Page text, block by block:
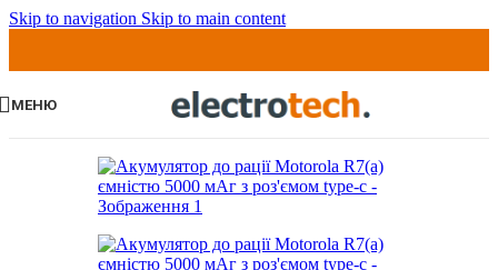
Skip to navigation Skip to main content
МЕНЮ